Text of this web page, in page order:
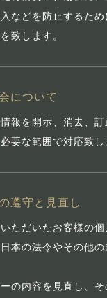
などを防止するた
致します。
について
報を開示、消去、
要な範囲で対応致し
遵守と見直し
ただいたお客様の
本の法令やその他
の内容を見直し、